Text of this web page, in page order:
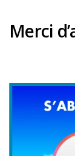
Merci